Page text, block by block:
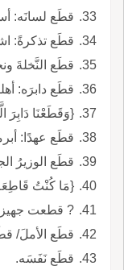
قطَع لسانَه:
قطَع تذكرةً:
قطَع النَّخلةَ
قطَع دابرَه:
{وَقَطَعْنَا دَابِرَ
قطَع عهدًا:
قطَع الوزيرُ
{مَا كُنْتُ
? قطعت
قطَع الأملَ/
قطَع نَفَسَه.